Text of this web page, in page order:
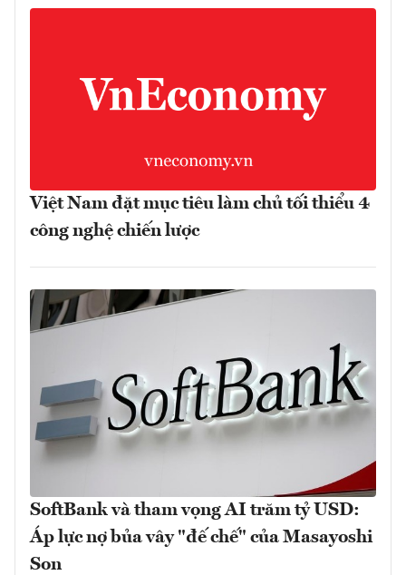
Việt Nam đặt mục tiêu làm chủ tối thiểu 4
công nghệ chiến lược
SoftBank và tham vọng AI trăm tỷ USD:
Áp lực nợ bủa vây "đế chế" của Masayoshi
Son